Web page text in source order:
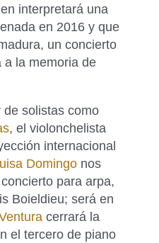
interpretará una
en 2016 y que
un concierto
a la memoria de
solistas como
, el violonchelista
internacional
Domingonos
para arpa,
Boieldieu; será en
cerrará la
el tercero de piano